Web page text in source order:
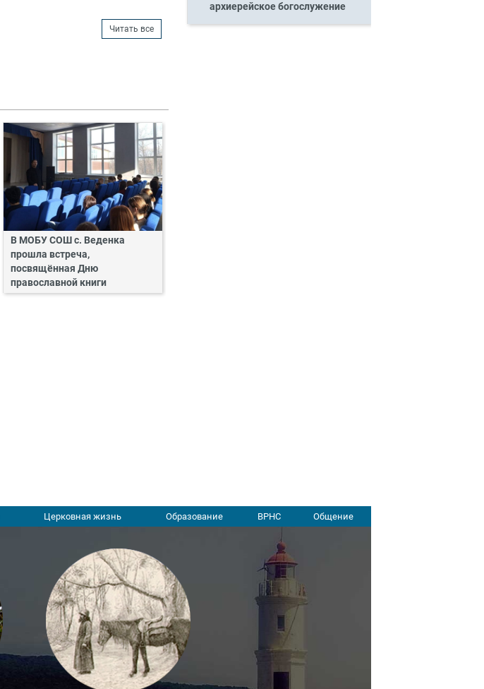
Читать все
В МОБУ СОШ с. Веденка
прошла встреча,
посвящённая Дню
православной книги
архиерейское богослужение
Церковная жизнь Образование ВРНС Общение